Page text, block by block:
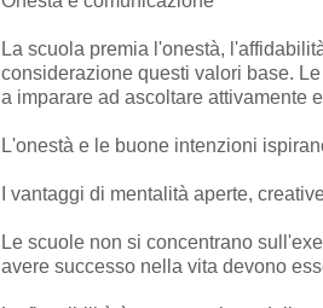
La scuola premia l'onestà,
considerazione questi valori base.
a imparare ad ascoltare attivamente
L'onestà e le buone intenzioni
I vantaggi di mentalità aperte,
Le scuole non si concentrano
avere successo nella vita devono